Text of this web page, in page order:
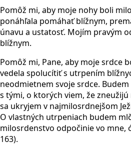
Pomôž mi, aby moje nohy boli
ponáhľala pomáhať blížnym,
únavu a ustatosť. Mojím pravým
blížnym.
Pomôž mi, Pane, aby moje srdce
vedela spolucítiť s utrpením
neodmietnem svoje srdce.
s tými, o ktorých viem, že
sa ukryjem v najmilosrdnejšom
O vlastných utrpeniach budem
milosrdenstvo odpočinie vo mne,
163).